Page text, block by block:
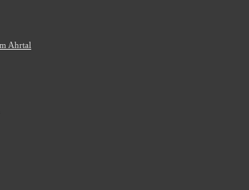
Ahrtal